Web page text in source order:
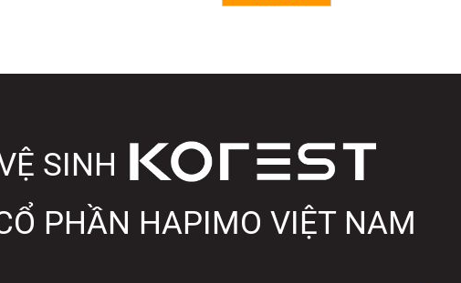
SINH
PHẦN HAPIMO VIỆT NAM